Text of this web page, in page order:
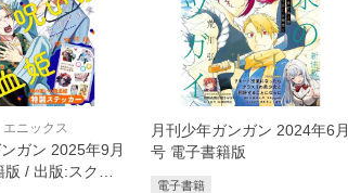
ニックス
ガン 2025年9月
/ 出版:スクウ
月刊少年ガンガン 2024年6月
号 電子書籍版
電子書籍